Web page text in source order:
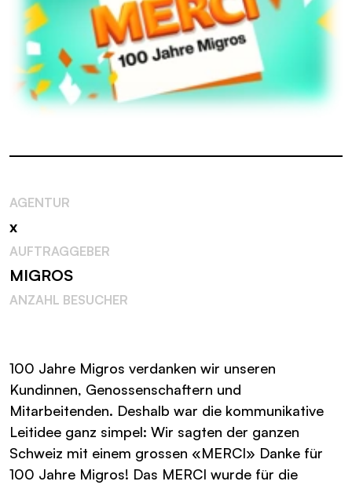
AGENTUR
x
AUFTRAGGEBER
MIGROS
ANZAHL BESUCHER
100 Jahre Migros verdanken wir unseren
Kundinnen, Genossenschaftern und
Mitarbeitenden. Deshalb war die kommunikative
Leitidee ganz simpel: Wir sagten der ganzen
Schweiz mit einem grossen «MERCI» Danke für
100 Jahre Migros! Das MERCI wurde für die